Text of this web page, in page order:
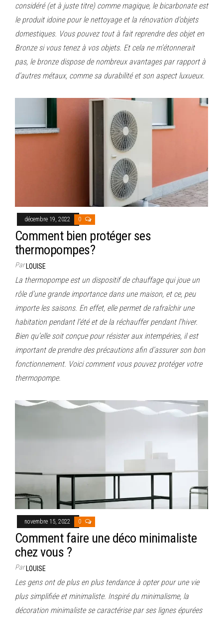
considéré (et à juste titre) comme magique, le bicarbonate est
le produit idoine pour le nettoyage et la rénovation d’objets
domestiques. Vous pouvez tout à fait reprendre des objet en
Bronze si vous tenez à vos objets. Et cela ne m’étonnerait
pas, le bronze dispose de nombreux avantages par rapport à
d’autres métaux, comme sa durabilité et son aspect luxueux.
décembre 19, 2022 0
Comment bien protéger ses
thermopompes?
ParLOUISE
La thermopompe est un dispositif de chauffage qui joue un
rôle d’une grande importance dans une maison, et ce, peu
importe les saisons. En effet, elle permet de rafraîchir une
habitation pendant l’été et de la réchauffer pendant l’hiver.
Bien qu’elle soit conçue pour résister aux intempéries, il est
important de prendre des précautions afin d’assurer son bon
fonctionnement. Voici comment vous pouvez protéger votre
thermopompe.
novembre 15, 2022 0
Comment faire une déco minimaliste
chez vous ?
ParLOUISE
Les gens ont de plus en plus tendance à opter pour une vie
plus simplifiée et minimaliste. Inspiré du minimalisme, la
décoration minimaliste se caractérise par ses lignes épurées